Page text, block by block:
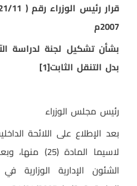
2007م
بشأن تشكيل لجنة لدراسة
بدل التنقل الثابت[1]
رئيس مجلس الوزراء
لاسيما المادة